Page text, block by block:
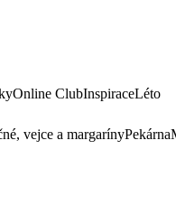
Online ClubInspiraceLéto
vejce a margarínyPekárna